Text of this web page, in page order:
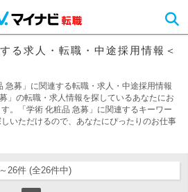
る求人・転職・中途採用情報＜
急募」に関連する転職・求人・中途採用情報
」の転職・求人情報を探しているあなたにお
。「学術 化粧品 急募」に関連するキーワー
いただけるので、あなたにぴったりのお仕事
26件 (全26件中)